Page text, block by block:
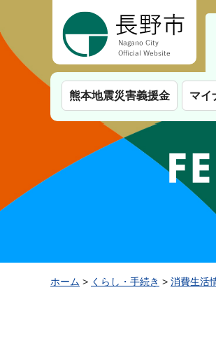
熊本地震災害義援金 マイ
ホーム > くらし・手続き > 消費生活